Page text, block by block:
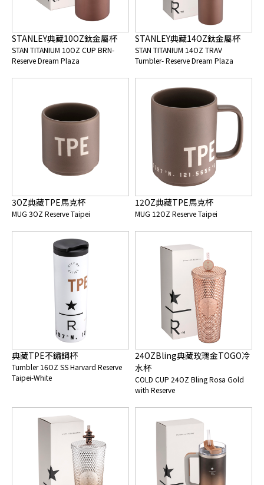
STANLEY典藏10OZ鈦金屬杯
STAN TITANIUM 10OZ CUP BRN-
Reserve Dream Plaza
STANLEY典藏14OZ鈦金屬杯
STAN TITANIUM 14OZ TRAV
Tumbler- Reserve Dream Plaza
3OZ典藏TPE馬克杯
MUG 3OZ Reserve Taipei
12OZ典藏TPE馬克杯
MUG 12OZ Reserve Taipei
典藏TPE不鏽鋼杯
Tumbler 16OZ SS Harvard Reserve
Taipei-White
24OZBling典藏玫瑰金TOGO冷
水杯
COLD CUP 24OZ Bling Rosa Gold
with Reserve